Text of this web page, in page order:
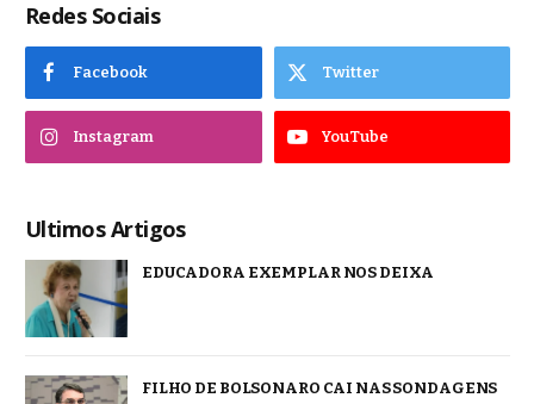
Redes Sociais
Facebook Twitter
Instagram YouTube
Ultimos Artigos
EDUCADORA EXEMPLAR NOS DEIXA
FILHO DE BOLSONARO CAI NAS SONDAGENS